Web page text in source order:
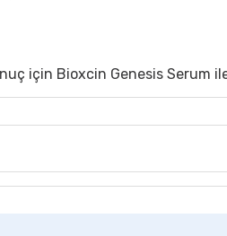
için Bioxcin Genesis Serum